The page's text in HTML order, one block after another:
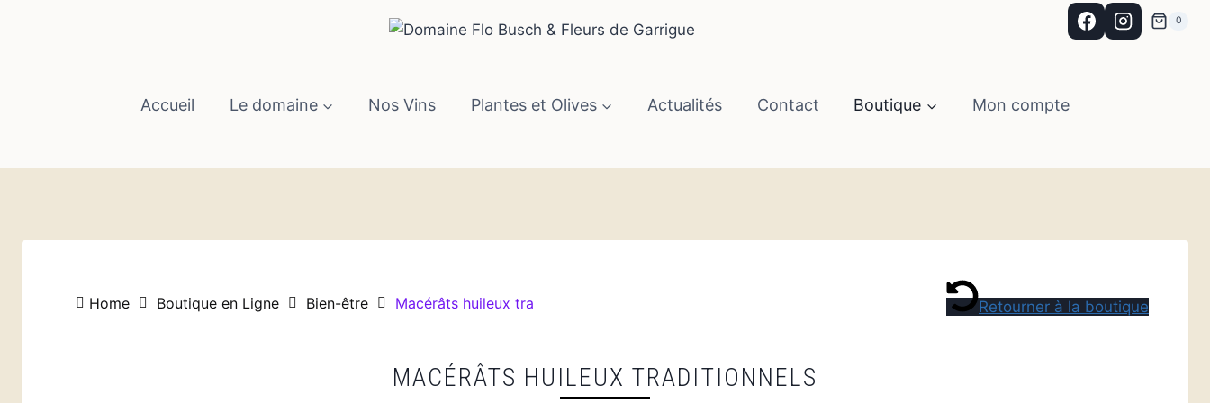
0
Accueil Le domaine Nos Vins Plantes et Olives Actualités Contact Boutique Mon compte
Home Boutique en Ligne Bien-être Macérâts huileux tra Retourner à la boutique
MACÉRÂTS HUILEUX TRADITIONNELS